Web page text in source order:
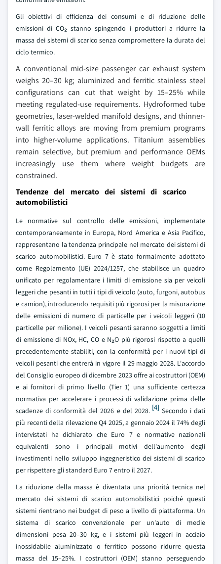
Gli obiettivi di efficienza dei consumi e di riduzione delle
emissioni di CO₂ stanno spingendo i produttori a ridurre la
massa dei sistemi di scarico senza compromettere la durata del
ciclo termico.
A conventional mid-size passenger car exhaust system
weighs 20–30 kg; aluminized and ferritic stainless steel
configurations can cut that weight by 15–25% while
meeting regulated-use requirements. Hydroformed tube
geometries, laser-welded manifold designs, and thinner-
wall ferritic alloys are moving from premium programs
into higher-volume applications. Titanium assemblies
remain selective, but premium and performance OEMs
increasingly use them where weight budgets are
constrained.
Tendenze del mercato dei sistemi di scarico
automobilistici
Le normative sul controllo delle emissioni, implementate
contemporaneamente in Europa, Nord America e Asia Pacifico,
rappresentano la tendenza principale nel mercato dei sistemi di
scarico automobilistici. Euro 7 è stato formalmente adottato
come Regolamento (UE) 2024/1257, che stabilisce un quadro
unificato per regolamentare i limiti di emissione sia per veicoli
leggeri che pesanti in tutti i tipi di veicolo (auto, furgoni, autobus
e camion), introducendo requisiti più rigorosi per la misurazione
delle emissioni di numero di particelle per i veicoli leggeri (10
particelle per milione). I veicoli pesanti saranno soggetti a limiti
di emissione di NOx, HC, CO e N₂O più rigorosi rispetto a quelli
precedentemente stabiliti, con la conformità per i nuovi tipi di
veicoli pesanti che entrerà in vigore il 29 maggio 2028. L'accordo
del Consiglio europeo di dicembre 2023 offre ai costruttori (OEM)
e ai fornitori di primo livello (Tier 1) una sufficiente certezza
normativa per accelerare i processi di validazione prima delle
scadenze di conformità del 2026 e del 2028. [4]Secondo i dati
più recenti della rilevazione Q4 2025, a gennaio 2024 il 74% degli
intervistati ha dichiarato che Euro 7 e normative nazionali
equivalenti sono i principali motivi dell'aumento degli
investimenti nello sviluppo ingegneristico dei sistemi di scarico
per rispettare gli standard Euro 7 entro il 2027.
La riduzione della massa è diventata una priorità tecnica nel
mercato dei sistemi di scarico automobilistici poiché questi
sistemi rientrano nei budget di peso a livello di piattaforma. Un
sistema di scarico convenzionale per un'auto di medie
dimensioni pesa 20–30 kg, e i sistemi più leggeri in acciaio
inossidabile aluminizzato o ferritico possono ridurre questa
massa del 15–25%. I costruttori (OEM) stanno perseguendo